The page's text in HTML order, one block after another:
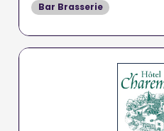
Bar Brasserie